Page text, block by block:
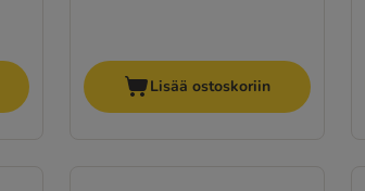
Lisää ostoskoriin